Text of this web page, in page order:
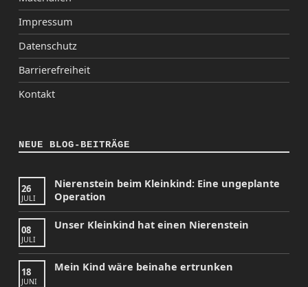
Impressum
Datenschutz
Barrierefreiheit
Kontakt
NEUE BLOG-BEITRÄGE
26
JULI
Nierenstein beim Kleinkind: Eine ungeplante
Operation
08
JULI
Unser Kleinkind hat einen Nierenstein
18
JUNI
Mein Kind wäre beinahe ertrunken